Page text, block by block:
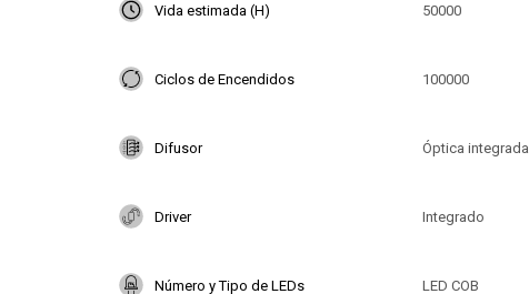
Vida estimada (H) 50000
Ciclos de Encendidos 100000
Difusor Óptica integrada
Driver Integrado
Número y Tipo de LEDs LED COB